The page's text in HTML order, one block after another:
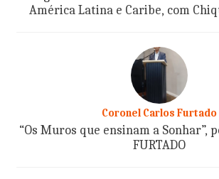
América Latina e Caribe, com
Coronel Carlos Furtado
“Os Muros que ensinam a Sonhar”,
FURTADO